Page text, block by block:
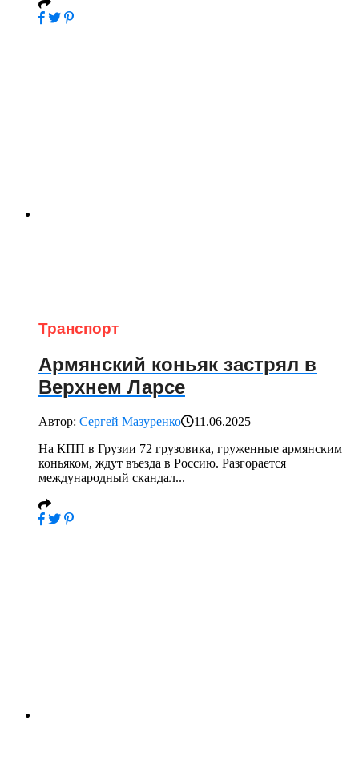
Транспорт
Армянский коньяк застрял в
Верхнем Ларсе
Автор: Сергей Мазуренко
11.06.2025
На КПП в Грузии 72 грузовика, груженные армянским
коньяком, ждут въезда в Россию. Разгорается
международный скандал...